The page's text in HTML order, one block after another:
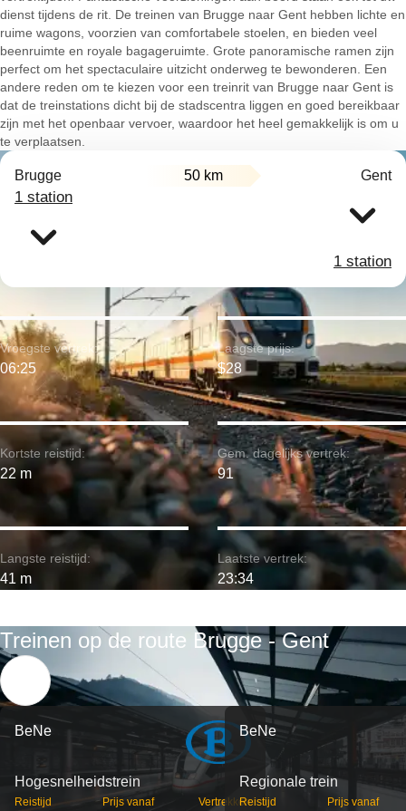
dienst tijdens de rit. De treinen van Brugge naar Gent hebben lichte en
ruime wagons, voorzien van comfortabele stoelen, en bieden veel
beenruimte en royale bagageruimte. Grote panoramische ramen zijn
perfect om het spectaculaire uitzicht onderweg te bewonderen. Een
andere reden om te kiezen voor een treinrit van Brugge naar Gent is
dat de treinstations dicht bij de stadscentra liggen en goed bereikbaar
zijn met het openbaar vervoer, waardoor het heel gemakkelijk is om u
te verplaatsen.
Brugge 50 km Gent
1 station
1 station
Kortste reistijd:
22 m
Vroegste vertrek:
06:25
Langste reistijd:
41 m
Laagste prijs:
$28
Gem. dagelijks vertrek:
91
Laatste vertrek:
23:34
Treinen op de route Brugge - Gent
BeNe
Hogesnelheidstrein
Reistijd Prijs vanaf Vertrekken
BeNe
Regionale trein
Reistijd Prijs vanaf